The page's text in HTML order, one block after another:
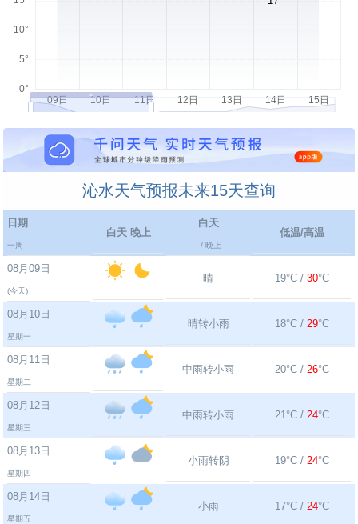
沁水天气预报未来15天查询
日期
一周
白天 晚上
白天
/ 晚上
低温/高温
08月09日
(今天)
晴 19°C / 30°C
08月10日
星期一
晴转小雨 18°C / 29°C
08月11日
星期二
中雨转小雨 20°C / 26°C
08月12日
星期三
中雨转小雨 21°C / 24°C
08月13日
星期四
小雨转阴 19°C / 24°C
08月14日
星期五
小雨 17°C / 24°C